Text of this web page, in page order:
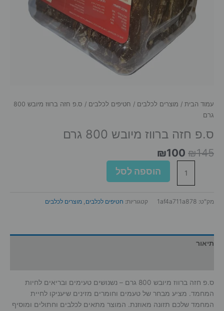
עמוד הבית / מוצרים לכלבים / חטיפים לכלבים
/ ס.פ חזה ברווז מיובש 800
גרם
ס.פ חזה ברווז מיובש 800 גרם
₪145
המחיר
המקורי
היה:
₪145.
₪100
הנוכחי
הוא:
₪100.
חזה
גרם
הוספה לסל
מק"ט: 1af4a711a878 קטגוריות: חטיפים לכלבים מוצרים לכלבים
תיאור
ס.פ חזה ברווז מיובש 800 גרם – נשנושים טעימים ובריאים לחיות
המחמד. מציע מבחר של טעמים וחומרים מזינים שיעניקו לחיית
המחמד שלכם תזונה מאוזנת. המוצר מתאים לכלבים וחתולים ומוסיף